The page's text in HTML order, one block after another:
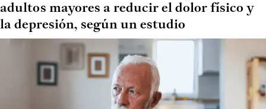
adultos mayores a reducir el dolor físico y
la depresión, según un estudio